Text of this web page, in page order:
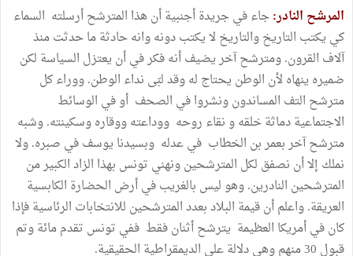
المرشح النادر:جاء في جريدة أجنبية أن هذا المترشح أرسلته السماء
كي يكتب التاريخ والتاريخ لا يكتب دونه وانه حادثة ما حدثت منذ
آلاف القرون. ومترشح آخر يضيف أنه فكر في أن يعتزل السياسة لكن
ضميره ينهاه لأن الوطن يحتاج له وقد لبّى نداء الوطن. ووراء كل
مترشح التف المساندون ونشروا في الصحف أو في الوسائط
الاجتماعية دماثة خلقه و نقاء روحه ووداعته ووقاره وسكينته. وشبه
مترشح آخر بعمر بن الخطاب في عدله وبسيدنا يوسف في صبره. ولا
نملك إلا أن نصفق لكل المترشحين ونهني تونس بهذا الزاد الكبير من
المترشحين النادرين. وهو ليس بالغريب في أرض الحضارة الكابسية
العريقة. واعلم أن قيمة البلاد بعدد المترشحين للانتخابات الرئاسية فإذا
كان في أمريكا العظيمة يترشح أثنان فقط ففي تونس تقدم مائة وتم
قبول 30 منهم وهي دلالة على الديمقراطية الحقيقية.